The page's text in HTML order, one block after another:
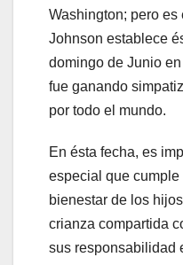
Washington; pero
Johnson establece
domingo de Junio
fue ganando
por todo el mundo.
En ésta fecha, es
especial que
bienestar de los
crianza compartida
sus responsabilidad